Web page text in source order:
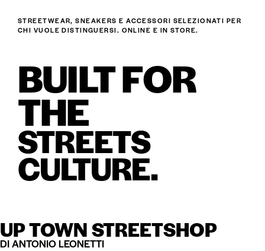
STREETWEAR, SNEAKERS E ACCESSORI SELEZIONATI PER
CHI VUOLE DISTINGUERSI. ONLINE E IN STORE.
BUILT FOR
THE
STREETS
CULTURE.
UP TOWN STREETSHOP
DI ANTONIO LEONETTI